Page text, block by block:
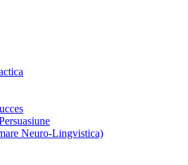
Neuro-Lingvistica)